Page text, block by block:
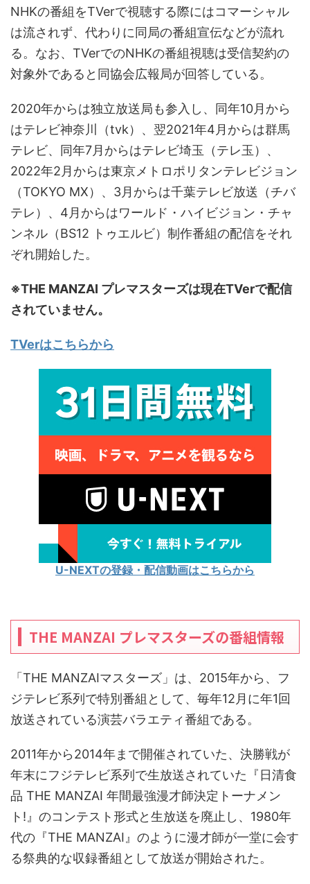
NHKの番組をTVerで視聴する際にはコマーシャル
は流されず、代わりに同局の番組宣伝などが流れ
る。なお、TVerでのNHKの番組視聴は受信契約の
対象外であると同協会広報局が回答している。
2020年からは独立放送局も参入し、同年10月から
はテレビ神奈川（tvk）、翌2021年4月からは群馬
テレビ、同年7月からはテレビ埼玉（テレ玉）、
2022年2月からは東京メトロポリタンテレビジョン
（TOKYO MX）、3月からは千葉テレビ放送（チバ
テレ）、4月からはワールド・ハイビジョン・チャ
ンネル（BS12 トゥエルビ）制作番組の配信をそれ
ぞれ開始した。
※THE MANZAI プレマスターズは現在TVerで配信
されていません。
TVerはこちらから
U-NEXTの登録・配信動画はこちらから
THE MANZAI プレマスターズの番組情報
「THE MANZAIマスターズ」は、2015年から、フ
ジテレビ系列で特別番組として、毎年12月に年1回
放送されている演芸バラエティ番組である。
2011年から2014年まで開催されていた、決勝戦が
年末にフジテレビ系列で生放送されていた『日清食
品 THE MANZAI 年間最強漫才師決定トーナメン
ト!』のコンテスト形式と生放送を廃止し、1980年
代の『THE MANZAI』のように漫才師が一堂に会す
る祭典的な収録番組として放送が開始された。